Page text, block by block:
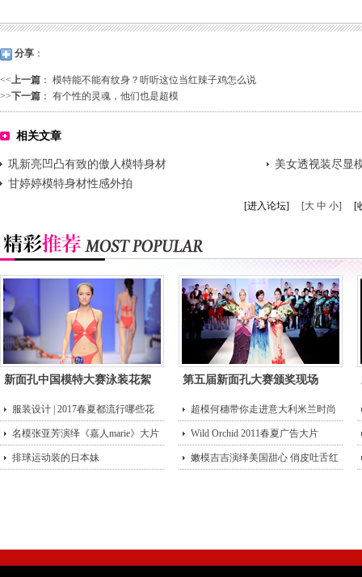
分享 ：
<<上一篇 ： 模特能不能有纹身？听听这位当红辣子鸡怎么说
>>下一篇 ： 有个性的灵魂，他们也是超模
相关文章
巩新亮凹凸有致的傲人模特身材
美女透视装尽显
甘婷婷模特身材性感外拍
[进入论坛] [大 中 小] [
新面孔中国模特大赛泳装花絮 第五届新面孔大赛颁奖现场
服装设计 | 2017春夏都流行哪些花
型？
超模何穗带你走进意大利米兰时尚
街头
名模张亚芳演绎《嘉人marie》大片 Wild Orchid 2011春夏广告大片
排球运动装的日本妹 嫩模吉吉演绎美国甜心 俏皮吐舌红